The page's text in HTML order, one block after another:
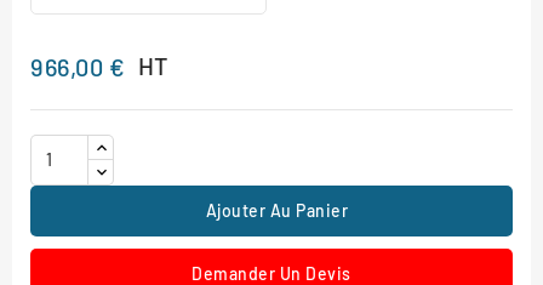
966,00 € HT
Ajouter Au Panier
Demander Un Devis